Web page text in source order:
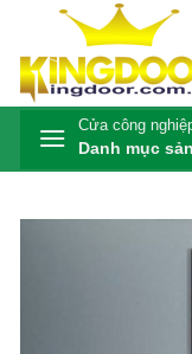
nội
dung
Cửa công
Danh mục